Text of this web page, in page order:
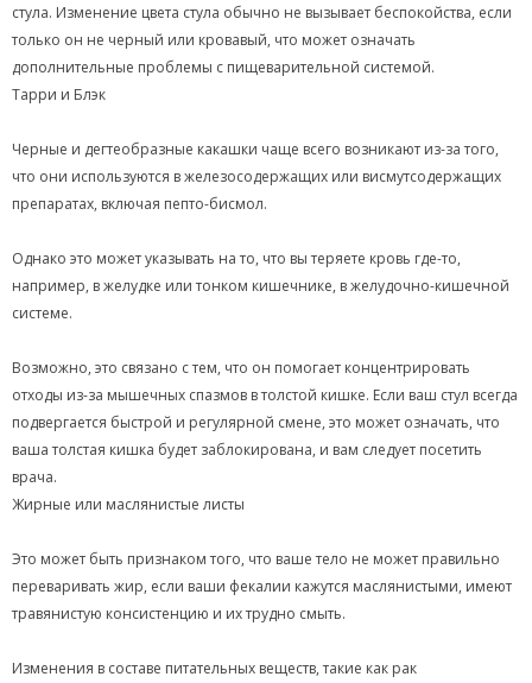
стула. Изменение цвета стула обычно не вызывает беспокойства, если
только он не черный или кровавый, что может означать
дополнительные проблемы с пищеварительной системой.
Тарри и Блэк
Черные и дегтеобразные какашки чаще всего возникают из-за того,
что они используются в железосодержащих или висмутсодержащих
препаратах, включая пепто-бисмол.
Однако это может указывать на то, что вы теряете кровь где-то,
например, в желудке или тонком кишечнике, в желудочно-кишечной
системе.
Возможно, это связано с тем, что он помогает концентрировать
отходы из-за мышечных спазмов в толстой кишке. Если ваш стул всегда
подвергается быстрой и регулярной смене, это может означать, что
ваша толстая кишка будет заблокирована, и вам следует посетить
врача.
Жирные или маслянистые листы
Это может быть признаком того, что ваше тело не может правильно
переваривать жир, если ваши фекалии кажутся маслянистыми, имеют
травянистую консистенцию и их трудно смыть.
Изменения в составе питательных веществ, такие как рак